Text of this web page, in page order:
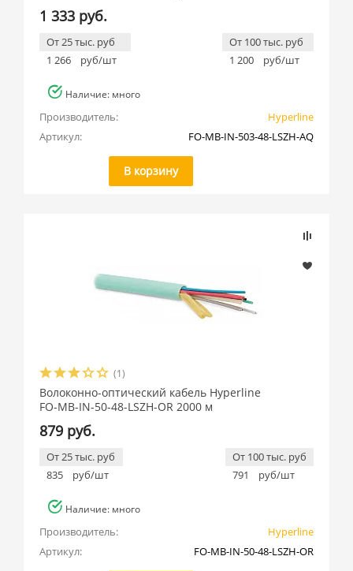
1 333 руб.
От 25 тыс. руб
1 266
руб/шт
От 100 тыс. руб
1 200
руб/шт
Наличие: много
Производитель:
Hyperline
Артикул:
FO-MB-IN-503-48-LSZH-AQ
В корзину
(1)
Волоконно-оптический кабель Hyperline
FO-MB-IN-50-48-LSZH-OR 2000 м
879 руб.
От 25 тыс. руб
835
руб/шт
От 100 тыс. руб
791
руб/шт
Наличие: много
Производитель:
Hyperline
Артикул:
FO-MB-IN-50-48-LSZH-OR